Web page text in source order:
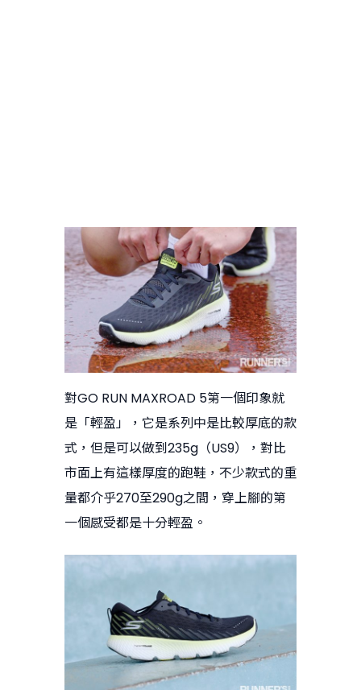
對GO RUN MAXROAD 5第一個印象就
是「輕盈」，它是系列中是比較厚底的款
式，但是可以做到235g（US9），對比
市面上有這樣厚度的跑鞋，不少款式的重
量都介乎270至290g之間，穿上腳的第
一個感受都是十分輕盈。